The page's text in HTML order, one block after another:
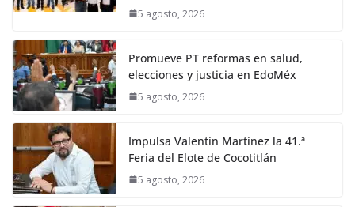
5 agosto, 2026
Promueve PT reformas en salud,
elecciones y justicia en EdoMéx
5 agosto, 2026
Impulsa Valentín Martínez la 41.ª
Feria del Elote de Cocotitlán
5 agosto, 2026